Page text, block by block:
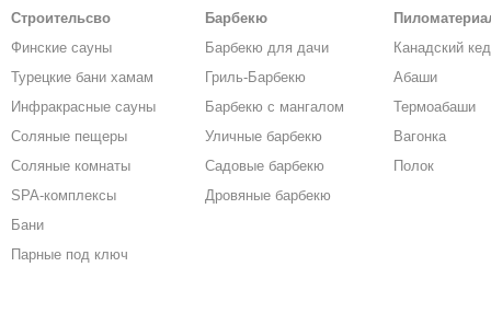
Строительсво
Финские сауны
Турецкие бани хамам
Инфракрасные сауны
Соляные пещеры
Соляные комнаты
SPA-комплексы
Бани
Парные под ключ
Барбекю
Барбекю для дачи
Гриль-Барбекю
Барбекю с мангалом
Уличные барбекю
Садовые барбекю
Дровяные барбекю
Канадский
Абаши
Термоабаши
Вагонка
Полок